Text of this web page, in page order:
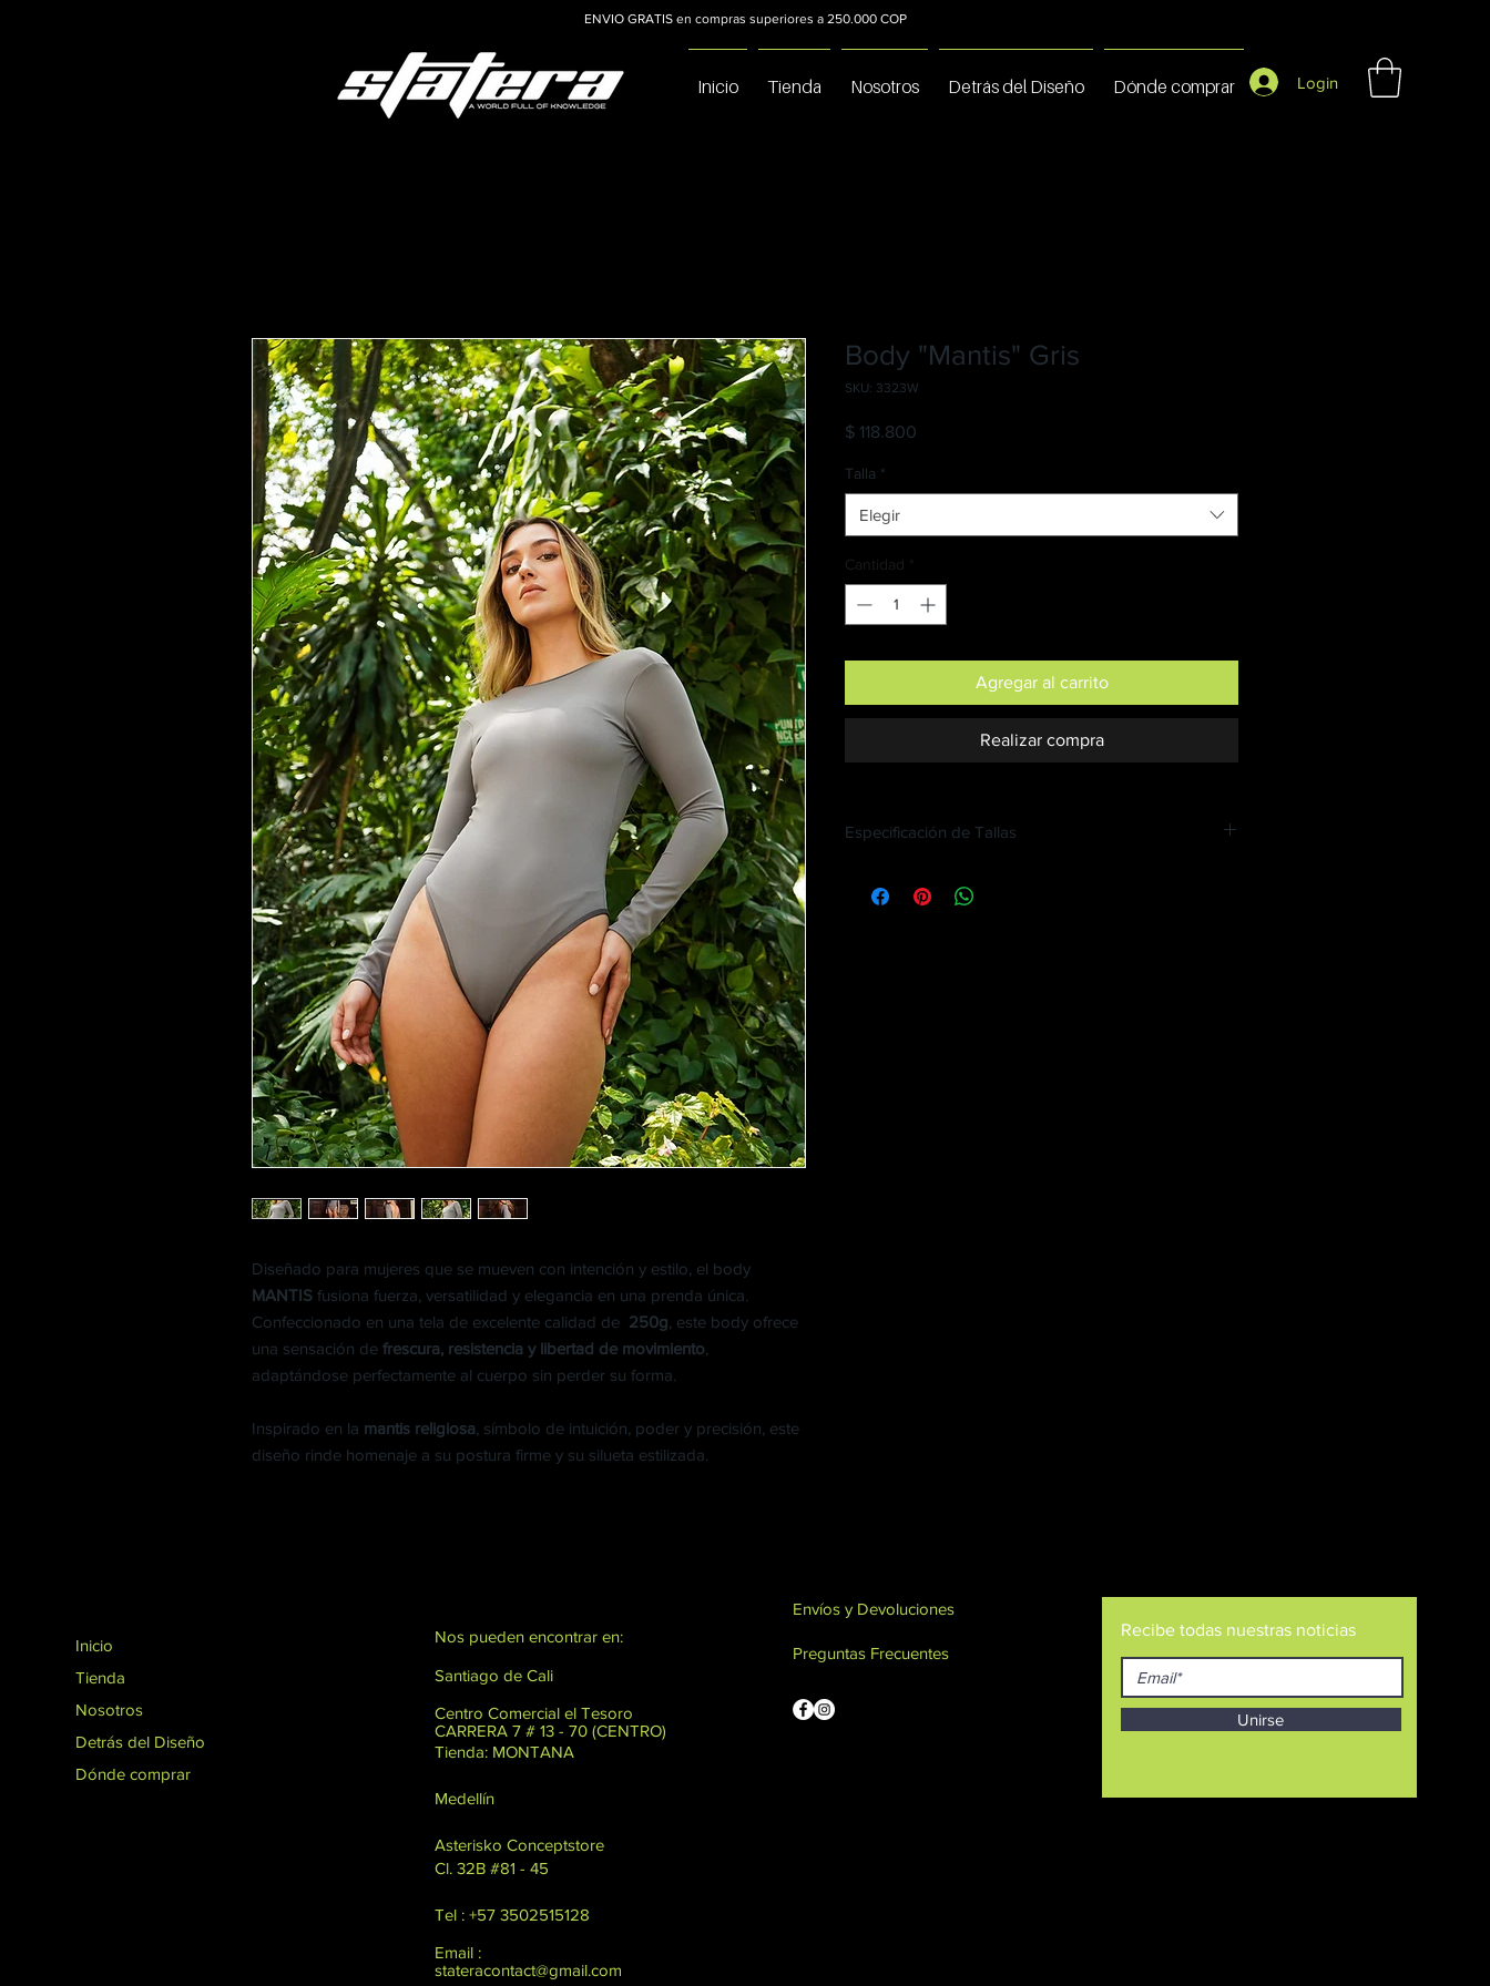
Inicio Tienda Nosotros Detrás del Diseño Dónde comprar Login
ENVIO GRATIS en compras superiores a 250.000 COP
Diseñado para mujeres que se mueven con intención y estilo, el body
MANTIS fusiona fuerza, versatilidad y elegancia en una prenda única.
Confeccionado en una tela de excelente calidad de 250g , este body ofrece
una sensación de frescura, resistencia y libertad de movimiento
adaptándose perfectamente al cuerpo sin perder su forma.
Inspirado en la mantis religiosa , símbolo de intuición, poder y precisión, este
diseño rinde homenaje a su postura firme y su silueta estilizada.
Body "Mantis" Gris
SKU: 3323W
$ 118.800
Talla *
Elegir
Cantidad *
Agregar al carrito
Realizar compra
Especificación de Tallas
Inicio
Tienda
Nosotros
Detrás del Diseño
Dónde comprar
Nos pueden encontrar en:
Santiago de Cali
Centro Comercial el Tesoro
CARRERA 7 # 13 - 70 (CENTRO)
Tienda: MONTANA
Medellín
Asterisko Conceptstore
Cl. 32B #81 - 45
Tel : +57 3502515128
Email :
stateracontact@gmail.com
Envíos y Devoluciones
Preguntas Frecuentes
Recibe todas nuestras noticias
Unirse